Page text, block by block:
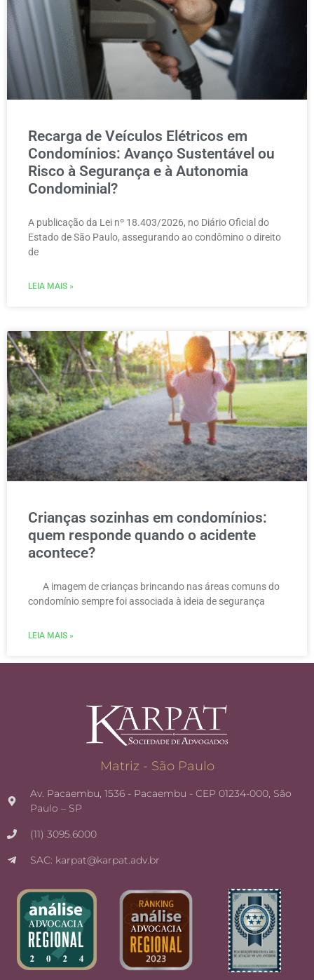
Recarga de Veículos Elétricos em
Condomínios: Avanço Sustentável ou
Risco à Segurança e à Autonomia
Condominial?
A publicação da Lei nº 18.403/2026, no Diário Oficial do
Estado de São Paulo, assegurando ao condômino o direito
de
LEIA MAIS »
Crianças sozinhas em condomínios:
quem responde quando o acidente
acontece?
A imagem de crianças brincando nas áreas comuns do
condomínio sempre foi associada à ideia de segurança
LEIA MAIS »
Matriz - São Paulo
Av. Pacaembu, 1536 - Pacaembu - CEP 01234-000, São
Paulo – SP
(11) 3095.6000
SAC: karpat@karpat.adv.br